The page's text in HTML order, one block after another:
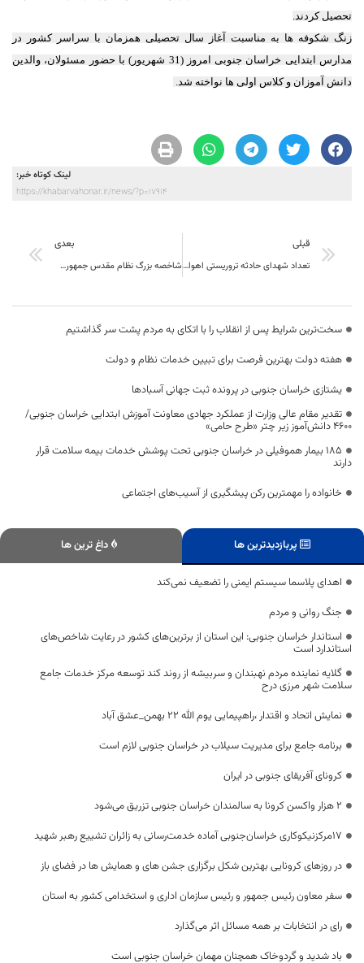
تحصیل کردند.
زنگ شکوفه ها به مناسبت آغاز سال تحصیلی همزمان با سراسر کشور در
مدارس ابتدایی خراسان جنوبی امروز (31 شهریور) با حضور مسئولان، والدین
دانش آموزان و کلاس اولی ها نواخته شد.
لینک کوتاه خبر:
https://khabarvahonar.ir/news/?p=17914
قبلی
تعداد شهدای حادثه تروریستی اهواز به 24 نفر رسید
بعدی
شاخصه بزرگ نظام مقدس جمهوری اسلامی استقلال است
سخت‌ترین شرایط پس از انقلاب را با اتکای به مردم پشت سر گذاشتیم
هفته دولت بهترین فرصت برای تبیین خدمات نظام و دولت
یشتازی خراسان جنوبی در پرونده ثبت جهانی آسبادها
تقدیر مقام عالی وزارت از عملکرد جهادی معاونت آموزش ابتدایی خراسان جنوبی/
۴۶۰۰ دانش‌آموز زیر چتر «طرح حامی»
۱۸۵ بیمار هموفیلی در خراسان جنوبی تحت پوشش خدمات بیمه سلامت قرار
دارند
خانواده را مهمترین رکن پیشگیری از آسیب‌های اجتماعی
پربازدیدترین ها داغ ترین ها
اهدای پلاسما سیستم ایمنی را تضعیف نمی‌کند
جنگ روانی و مردم
استاندار خراسان جنوبی: این استان از برترین‌های کشور در رعایت شاخص‌های
استاندارد است
گلایه نماینده مردم نهبندان و سربیشه از روند کند توسعه مرکز خدمات جامع
سلامت شهر مرزی درح
نمایش اتحاد و اقتدار ،راهپیمایی یوم الله 22 بهمن_عشق آباد
برنامه جامع برای مدیریت سیلاب در خراسان جنوبی لازم است
کرونای آفریقای جنوبی در ایران
۲ هزار واکسن کرونا به سالمندان خراسان جنوبی تزریق می‌شود
17مرکزنیکوکاری خراسان‌جنوبی آماده خدمت‌رسانی به زائران تشییع رهبر شهید
در روزهای کرونایی بهترین شکل برگزاری جشن های و همایش ها در فضای باز
سفر معاون رئیس جمهور و رئیس سازمان اداری و استخدامی کشور به استان
رای در انتخابات بر همه مسائل اثر می‌گذارد
باد شدید و گردوخاک همچنان مهمان خراسان جنوبی است